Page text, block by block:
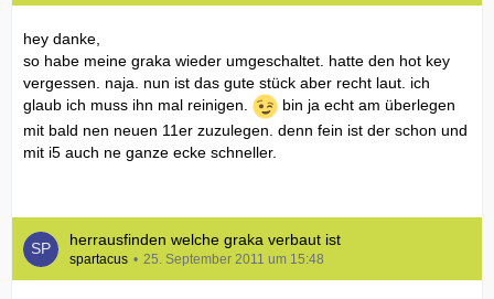
hey danke,
so habe meine graka wieder umgeschaltet. hatte den hot key
vergessen. naja. nun ist das gute stück aber recht laut. ich
glaub ich muss ihn mal reinigen.
bin ja echt am überlegen
mit bald nen neuen 11er zuzulegen. denn fein ist der schon und
mit i5 auch ne ganze ecke schneller.
herrausfinden welche graka verbaut ist
spartacus 25. September 2011 um 15:48